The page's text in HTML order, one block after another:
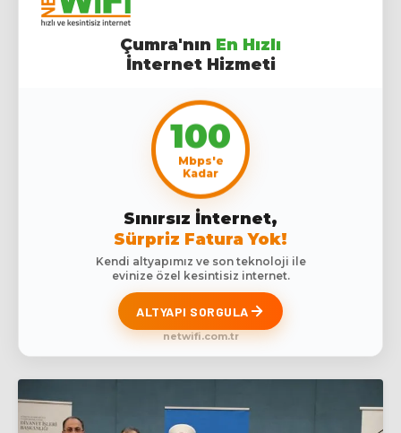
Çumra'nın En Hızlı
İnternet Hizmeti
100
Mbps'e
Kadar
Sınırsız İnternet,
Sürpriz Fatura Yok!
Kendi altyapımız ve son teknoloji ile
evinize özel kesintisiz internet.
ALTYAPI SORGULA
netwifi.com.tr